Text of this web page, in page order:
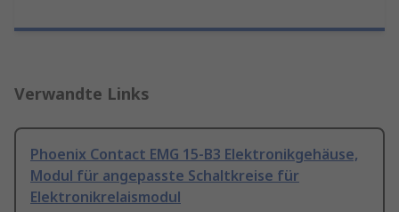
Verwandte Links
Phoenix Contact EMG 15-B3 Elektronikgehäuse,
Modul für angepasste Schaltkreise für
Elektronikrelaismodul